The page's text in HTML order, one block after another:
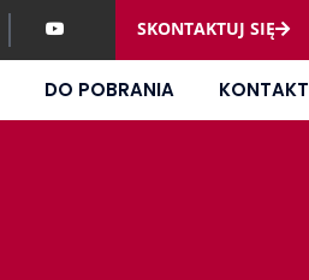
SKONTAKTUJ SIĘ
DO POBRANIA KONTAKT